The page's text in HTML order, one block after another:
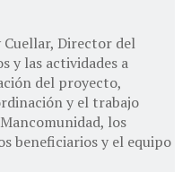
Cuellar, Director del
y las actividades a
del proyecto,
y el trabajo
los
beneficiarios y el equipo